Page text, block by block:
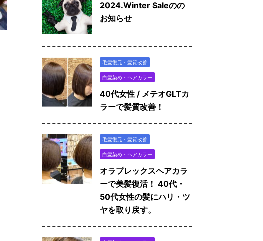
2024.Winter Saleのの
お知らせ
毛髪復元・髪質改善
白髪染め・ヘアカラー
40代女性 / メテオGLTカ
ラーで髪質改善！
毛髪復元・髪質改善
白髪染め・ヘアカラー
オラプレックスヘアカラ
ーで美髪復活！ 40代・
50代女性の髪にハリ・ツ
ヤを取り戻す。